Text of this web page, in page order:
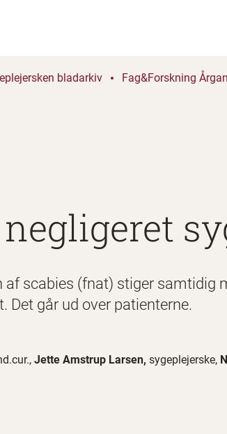
bladarkiv Fag&Forskning
af scabies (fnat) stiger samtidig
Det går ud over patienterne.
Jette Amstrup Larsen, sygeplejerske,